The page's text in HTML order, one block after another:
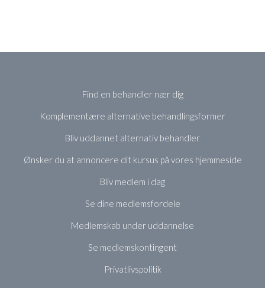
Find en behandler nær dig
Komplementære alternative behandlingsformer
Bliv uddannet alternativ behandler
Ønsker du at annoncere dit kursus på vores hjemmeside
Bliv medlem i dag
Se dine medlemsfordele
Medlemskab under uddannelse
Se medlemskontingent
Privatlivspolitik